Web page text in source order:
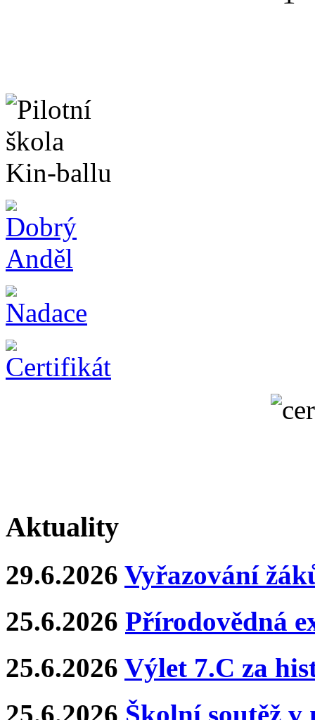
Aktuality
29.6.2026 Vyřazování
25.6.2026 Přírodovědná
25.6.2026 Výlet 7.C za